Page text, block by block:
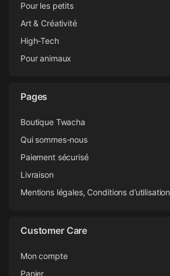
Pour les petits
Art & Créativité
High-Tech
Pour animaux
Pages
Boutique Twacha
Qui sommes-nous
Paiement sécurisé
Livraison
Mentions légales, Conditions d’utilisation
Customer Care
Mon compte
Panier